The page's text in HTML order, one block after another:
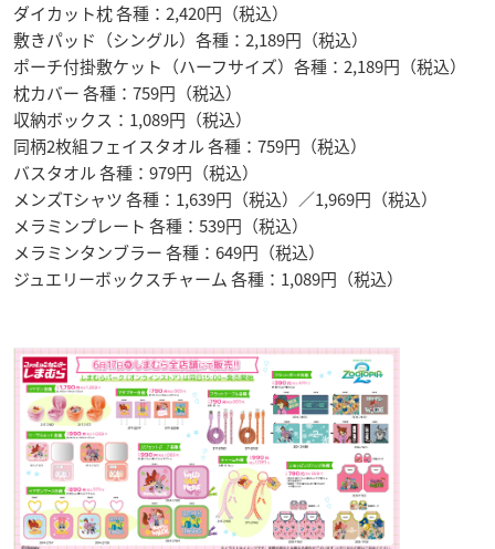
ダイカット枕 各種：2,420円（税込）
敷きパッド（シングル）各種：2,189円（税込）
ポーチ付掛敷ケット（ハーフサイズ）各種：2,189円（税込）
枕カバー 各種：759円（税込）
収納ボックス：1,089円（税込）
同柄2枚組フェイスタオル 各種：759円（税込）
バスタオル 各種：979円（税込）
メンズTシャツ 各種：1,639円（税込）／1,969円（税込）
メラミンプレート 各種：539円（税込）
メラミンタンブラー 各種：649円（税込）
ジュエリーボックスチャーム 各種：1,089円（税込）